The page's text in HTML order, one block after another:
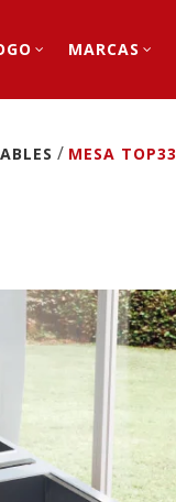
MARCAS
/ MESA TOP33